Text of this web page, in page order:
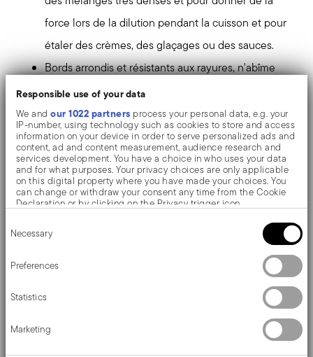
Responsible use of your data
We andour 1022 partners process your personal data, e.g. your
IP-number, using technology such as cookies to store and access
information on your device in order to serve personalized ads and
content, ad and content measurement, audience research and
services development. You have a choice in who uses your data
and for what purposes. Your privacy choices are only applicable
on this digital property where you have made your choices. You
can change or withdraw your consent any time from the Cookie
Declaration or by clicking on the Privacy trigger icon.
Collect information about your geographical location
Identify your device by actively scanning it for specific
characteristics (fingerprinting)
Find out more about how your personal data is processed and set
your preferences in the
We use cookies to personalise content and ads, to provide social
media features and to analyse our traffic. We also share
information about your use of our site with our social media,
advertising and analytics partners who may combine it with other
Selection
Necessary
Preferences
Statistics
Marketing
force lors de la dilution pendant la cuisson et pour
étaler des crèmes, des glaçages ou des sauces.
Bords arrondis et résistants aux rayures, n'abîme
pas les surfaces antiadhésives des casseroles et
des poêles. Sûr et inodore, il n'altère pas les
caractéristiques organoleptiques des aliments.
Léger et maniable, le manche est ergonomique et
antidérapant. Le trou à l'extrémité vous permet de
le suspendre après utilisation, pour l'avoir toujours
Fait en silicone, il résiste à des températures de
-40 ° C à plus de +200 ° C sans perdre sa couleur
ou se déformer. Facile à nettoyer et lavable au